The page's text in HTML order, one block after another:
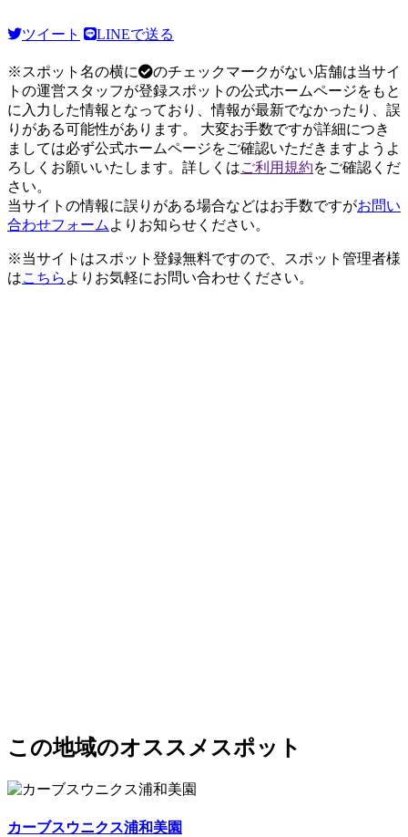
ツイート LINEで送る
※スポット名の横に
のチェックマークがない店舗は当サイ
トの運営スタッフが登録スポットの公式ホームページをもと
に入力した情報となっており、情報が最新でなかったり、誤
りがある可能性があります。 大変お手数ですが詳細につき
ましては必ず公式ホームページをご確認いただきますようよ
ろしくお願いいたします。詳しくはご利用規約をご確認くだ
さい。
当サイトの情報に誤りがある場合などはお手数ですがお問い
合わせフォーム よりお知らせください。
※当サイトはスポット登録無料ですので、スポット管理者様
はこちら よりお気軽にお問い合わせください。
この地域のオススメスポット
カーブスウニクス浦和美園